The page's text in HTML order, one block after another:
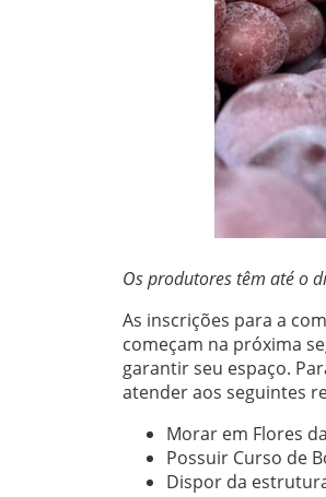
Os produtores têm até o
As inscrições para a
começam na próxima
garantir seu espaço.
atender aos seguintes
Morar em Flores
Possuir Curso de
Dispor da